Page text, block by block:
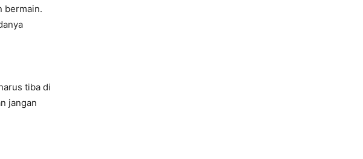
bermain.
tiba di
jangan